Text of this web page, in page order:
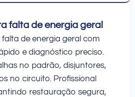
falta de energia geral
de energia geral com
e diagnóstico preciso.
no padrão, disjuntores,
no circuito. Profissional
restauração segura,